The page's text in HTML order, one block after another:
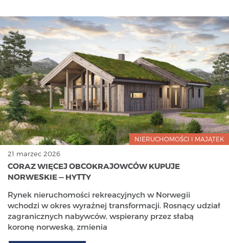
NIERUCHOMOŚCI I MAJĄTEK
21 marzec 2026
CORAZ WIĘCEJ OBCOKRAJOWCÓW KUPUJE
NORWESKIE — HYTTY
Rynek nieruchomości rekreacyjnych w Norwegii
wchodzi w okres wyraźnej transformacji. Rosnący udział
zagranicznych nabywców, wspierany przez słabą
koronę norweską, zmienia